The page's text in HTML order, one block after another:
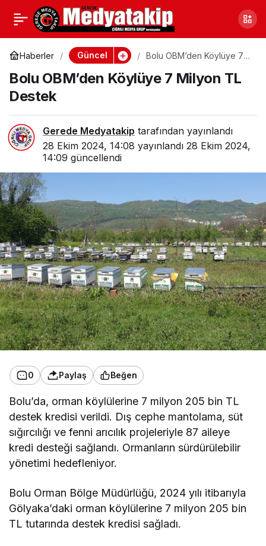
Haberler Güncel
Bolu OBM’den Köylüye 7
Bolu OBM’den Köylüye 7 Milyon TL
Destek
Gerede Medyatakip tarafından yayınlandı
28 Ekim 2024, 14:08 yayınlandı 28 Ekim 2024,
14:09 güncellendi
0 Paylaş Beğen
Bolu’da, orman köylülerine 7 milyon 205 bin TL
destek kredisi verildi. Dış cephe mantolama, süt
sığırcılığı ve fenni arıcılık projeleriyle 87 aileye
kredi desteği sağlandı. Ormanların sürdürülebilir
yönetimi hedefleniyor.
Bolu Orman Bölge Müdürlüğü, 2024 yılı itibarıyla
Gölyaka’daki orman köylülerine 7 milyon 205 bin
TL tutarında destek kredisi sağladı.
Bolu’nun İlçesinde Özel
Çocuklardan Takdirlik
Hareket
Paylaş